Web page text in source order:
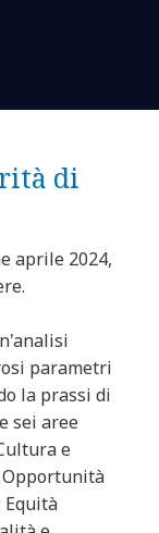
di
aprile 2024,
parametri
la prassi di
sei aree
e
Opportunità
Equità